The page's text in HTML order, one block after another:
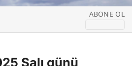
ABONE OL
Salı günü